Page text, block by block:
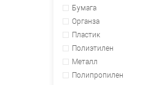
Бумага
Органза
Пластик
Полиэтилен
Металл
Полипропилен